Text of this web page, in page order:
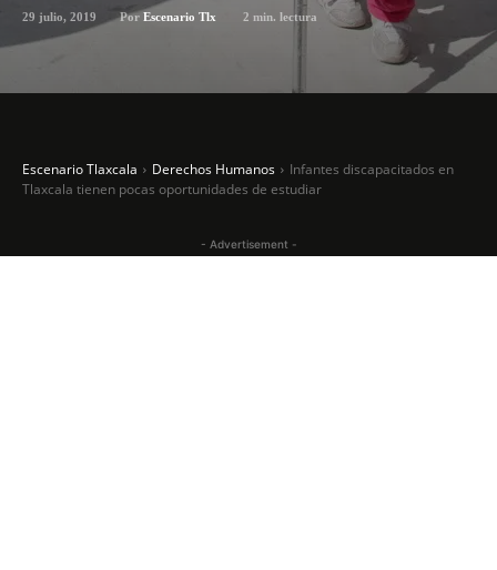
29 julio, 2019 Por Escenario Tlx 2 min. lectura
Escenario Tlaxcala Derechos Humanos
Infantes discapacitados en
Tlaxcala tienen pocas oportunidades de estudiar
- Advertisement -